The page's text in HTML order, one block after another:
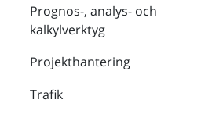
Prognos-, analys- och
kalkylverktyg
Projekthantering
Trafik